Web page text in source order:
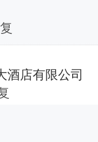
酒店有限公司